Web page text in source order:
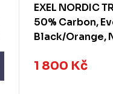
EXEL NORDIC
50% Carbon,
Black/Orange,
walking
1 800 Kč